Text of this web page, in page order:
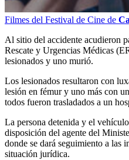
Filmes del Festival de Cine de
Al sitio del accidente acudieron
Rescate y Urgencias Médicas
lesionados y uno murió.
Los lesionados resultaron con
lesión en fémur y uno más con
todos fueron trasladados a un
La persona detenida y el
disposición del agente del
donde se dará seguimiento a las
situación jurídica.